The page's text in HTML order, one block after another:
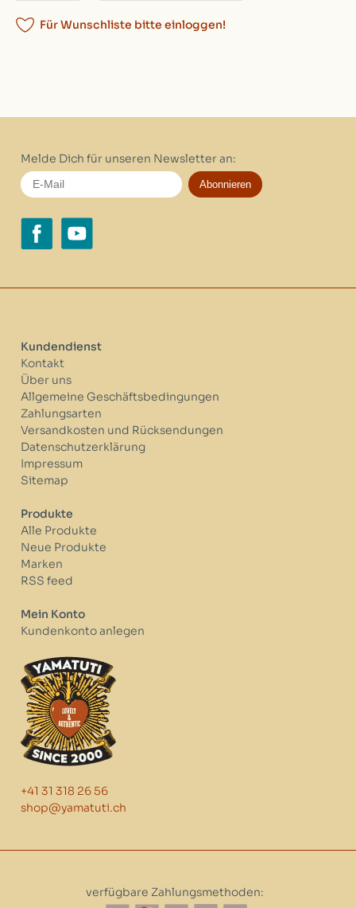
Für Wunschliste bitte einloggen!
Melde Dich für unseren Newsletter an:
Abonnieren
Kundendienst
Kontakt
Über uns
Allgemeine Geschäftsbedingungen
Zahlungsarten
Versandkosten und Rücksendungen
Datenschutzerklärung
Impressum
Sitemap
Produkte
Alle Produkte
Neue Produkte
Marken
RSS feed
Mein Konto
Kundenkonto anlegen
+41 31 318 26 56
shop@yamatuti.ch
verfügbare Zahlungsmethoden: